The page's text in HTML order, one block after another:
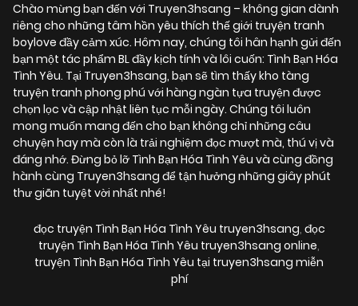
Chào mừng bạn đến với Truyen3hsang – không gian dành
riêng cho những tâm hồn yêu thích thế giới truyện tranh
boylove đầy cảm xúc. Hôm nay, chúng tôi hân hạnh gửi đến
bạn một tác phẩm BL đầy kịch tính và lôi cuốn: Tình Bạn Hóa
Tình Yêu. Tại Truyen3hsang, bạn sẽ tìm thấy kho tàng
truyện tranh phong phú với hàng ngàn tựa truyện được
chọn lọc và cập nhật liên tục mỗi ngày. Chúng tôi luôn
mong muốn mang đến cho bạn không chỉ những câu
chuyện hay mà còn là trải nghiệm đọc mượt mà, thú vị và
đáng nhớ. Đừng bỏ lỡ Tình Bạn Hóa Tình Yêu và cùng đồng
hành cùng Truyen3hsang để tận hưởng những giây phút
thư giãn tuyệt vời nhất nhé!
đọc truyện Tình Bạn Hóa Tình Yêu truyen3hsang, đọc
truyện Tình Bạn Hóa Tình Yêu truyen3hsang online,
truyện Tình Bạn Hóa Tình Yêu tại truyen3hsang miễn
phí